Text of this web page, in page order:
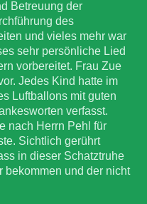
Betreuung der
des
und vieles mehr war
sehr persönliche Lied
vorbereitet. Frau Zue
Jedes Kind hatte im
Luftballons mit guten
verfasst.
nach Herrn Pehl für
Sichtlich gerührt
in dieser Schatztruhe
bekommen und der nicht